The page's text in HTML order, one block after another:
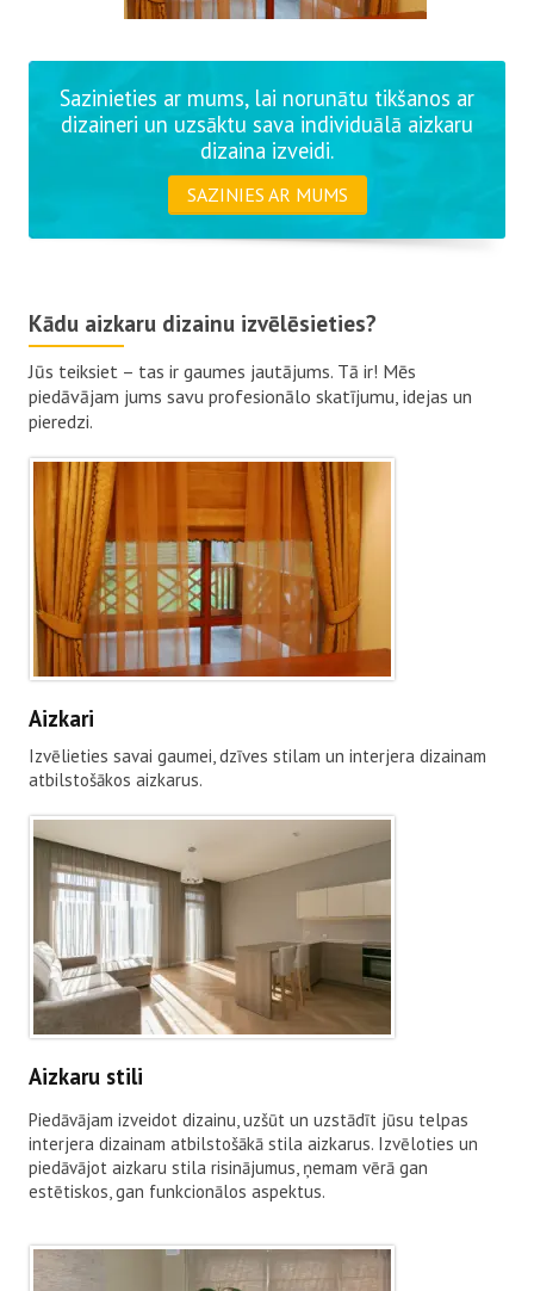
Sazinieties ar mums, lai norunātu tikšanos ar
dizaineri un uzsāktu sava individuālā aizkaru
dizaina izveidi.
SAZINIES AR MUMS
Kādu aizkaru dizainu izvēlēsieties?
Jūs teiksiet – tas ir gaumes jautājums. Tā ir! Mēs
piedāvājam jums savu profesionālo skatījumu, idejas un
pieredzi.
Aizkari
Izvēlieties savai gaumei, dzīves stilam un interjera dizainam
atbilstošākos aizkarus.
Aizkaru stili
Piedāvājam izveidot dizainu, uzšūt un uzstādīt jūsu telpas
interjera dizainam atbilstošākā stila aizkarus. Izvēloties un
piedāvājot aizkaru stila risinājumus, ņemam vērā gan
estētiskos, gan funkcionālos aspektus.